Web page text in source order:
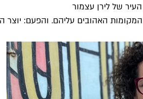
של לירן עצמור
האהובים עליהם. והפעם: יוצר